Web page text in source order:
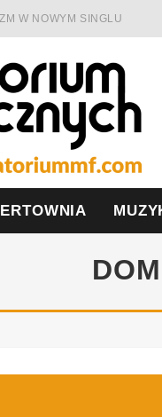
W NOWYM SINGLU
A PAMIĘCIĄ
DUALISIS
O POLSCE